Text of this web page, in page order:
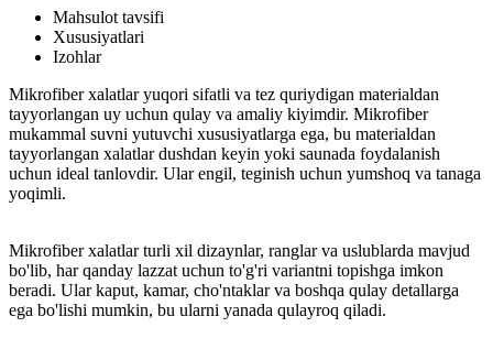
Mahsulot tavsifi
Xususiyatlari
Izohlar
Mikrofiber xalatlar yuqori sifatli va tez quriydigan materialdan
tayyorlangan uy uchun qulay va amaliy kiyimdir. Mikrofiber
mukammal suvni yutuvchi xususiyatlarga ega, bu materialdan
tayyorlangan xalatlar dushdan keyin yoki saunada foydalanish
uchun ideal tanlovdir. Ular engil, teginish uchun yumshoq va tanaga
yoqimli.
Mikrofiber xalatlar turli xil dizaynlar, ranglar va uslublarda mavjud
bo'lib, har qanday lazzat uchun to'g'ri variantni topishga imkon
beradi. Ular kaput, kamar, cho'ntaklar va boshqa qulay detallarga
ega bo'lishi mumkin, bu ularni yanada qulayroq qiladi.